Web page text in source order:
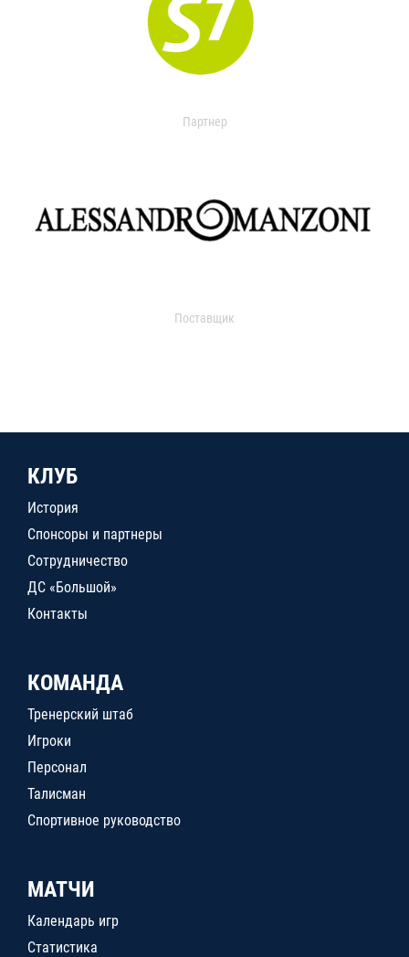
Партнер
Поставщик
КЛУБ
История
Спонсоры и партнеры
Сотрудничество
ДС «Большой»
Контакты
КОМАНДА
Тренерский штаб
Игроки
Персонал
Талисман
Спортивное руководство
МАТЧИ
Календарь игр
Статистика